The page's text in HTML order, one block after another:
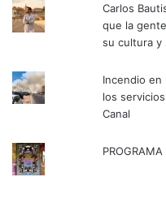
Carlos
que la
su cultura y
Incendio en
los
Canal